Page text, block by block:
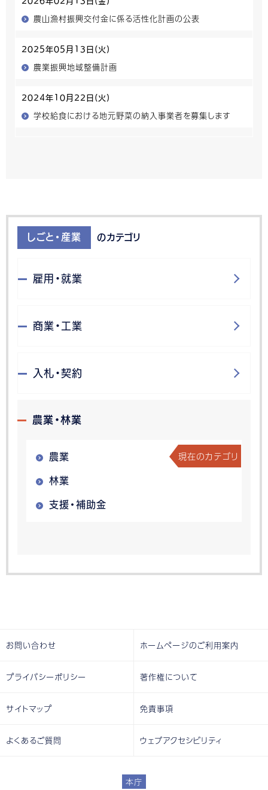
農山漁村振興交付金に係る活性化計画の公表
2025年05月13日(火)
農業振興地域整備計画
2024年10月22日(火)
学校給食における地元野菜の納入事業者を募集します
しごと・産業 のカテゴリ
雇用・就業
商業・工業
入札・契約
農業・林業
農業 現在のカテゴリ
林業
支援・補助金
本庁
お問い合わせ ホームページのご利用案内
プライバシーポリシー 著作権について
サイトマップ 免責事項
よくあるご質問 ウェブアクセシビリティ